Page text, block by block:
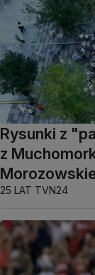
Rysunki z
z
25 LAT TVN24